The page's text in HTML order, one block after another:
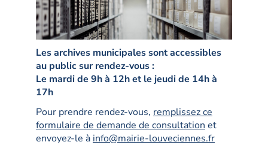
Les archives municipales sont accessibles
au public sur rendez-vous :
Le mardi de 9h à 12h et le jeudi de 14h à
17h
Pour prendre rendez-vous, remplissez ce
formulaire de demande de consultationet
envoyez-le àinfo@mairie-louveciennes.fr